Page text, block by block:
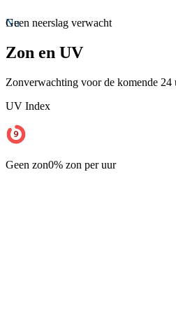
Nu
Geen neerslag verwacht
Zon en UV
Zonverwachting voor de komende
UV Index
Geen zon0% zon per uur